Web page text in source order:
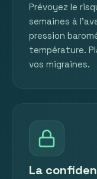
Prévoyez le
semaines à
pression
température.
vos migraines.
La